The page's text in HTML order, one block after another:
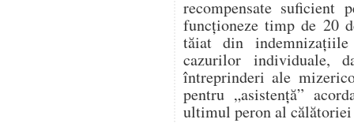
recompensate suficient
funcționeze timp de 20
tăiat din
cazurilor individuale,
întreprinderi ale
pentru „asistență”
ultimul peron al